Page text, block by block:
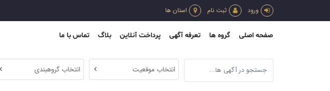
ورود ثبت نام استان ها
صفحه اصلی گروه ها تعرفه آگهی پرداخت آنلاین بلاگ تماس با ما
انتخاب موقعیت انتخاب گروهبندی